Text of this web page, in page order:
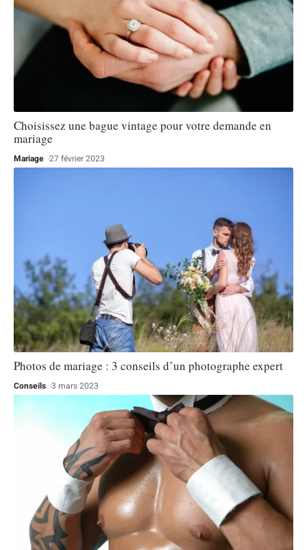
Choisissez une bague vintage pour votre demande en
mariage
Mariage 27 février 2023
Photos de mariage : 3 conseils d’un photographe expert
Conseils 3 mars 2023